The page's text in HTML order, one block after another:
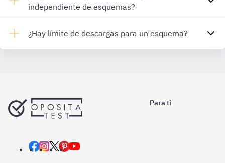
independiente de esquemas?
¿Hay límite de descargas para un esquema?
Para ti